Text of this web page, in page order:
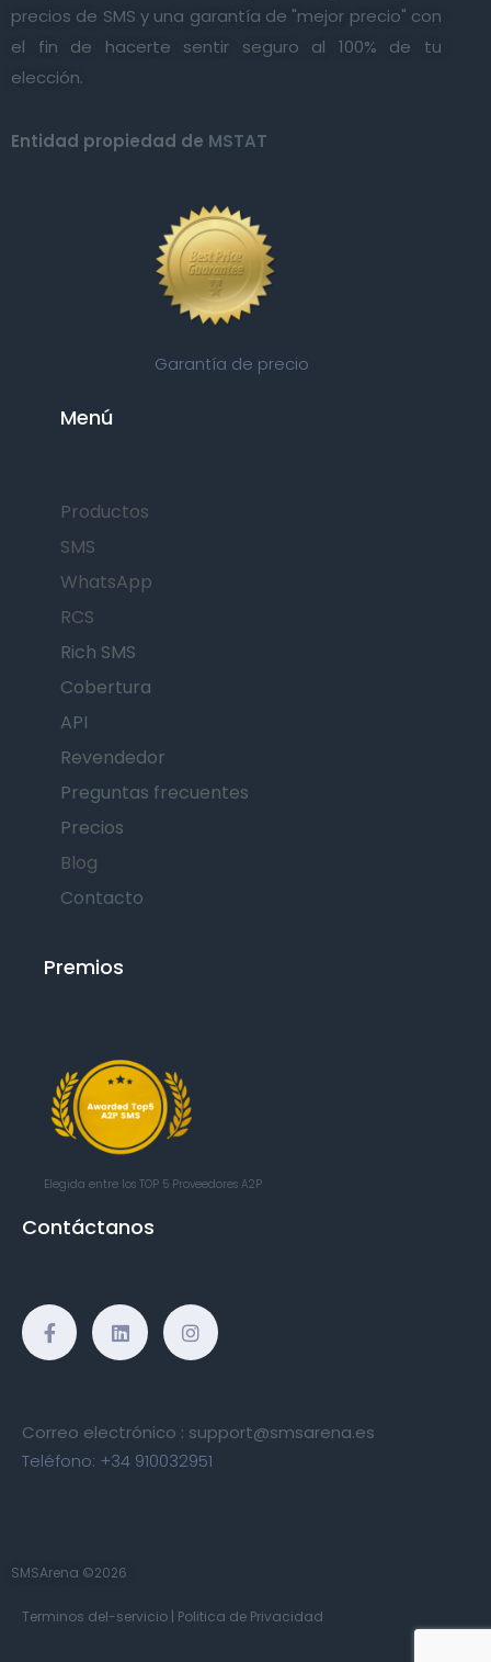
precios de SMS y una garantía de "mejor precio" con
el fin de hacerte sentir seguro al 100% de tu
elección.
Entidad propiedad de MSTAT
Garantía de precio
Menú
Productos
SMS
WhatsApp
RCS
Rich SMS
Cobertura
API
Revendedor
Preguntas frecuentes
Precios
Blog
Contacto
Premios
Elegida entre los TOP 5 Proveedores A2P
Contáctanos
Correo electrónico : support@smsarena.es
Teléfono: +34 910032951
SMSArena ©2026
Terminos del-servicio | Politica de Privacidad